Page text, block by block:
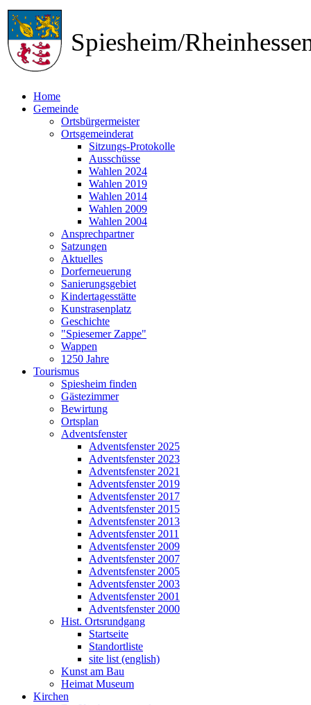
Spiesheim/
Home
Gemeinde
Ortsbürgermeister
Ortsgemeinderat
Sitzungs-Protokolle
Ausschüsse
Wahlen 2024
Wahlen 2019
Wahlen 2014
Wahlen 2009
Wahlen 2004
Ansprechpartner
Satzungen
Aktuelles
Dorferneuerung
Sanierungsgebiet
Kindertagesstätte
Kunstrasenplatz
Geschichte
"Spiesemer Zappe"
Wappen
1250 Jahre
Tourismus
Spiesheim finden
Gästezimmer
Bewirtung
Ortsplan
Adventsfenster
Adventsfenster 2025
Adventsfenster 2023
Adventsfenster 2021
Adventsfenster 2019
Adventsfenster 2017
Adventsfenster 2015
Adventsfenster 2013
Adventsfenster 2011
Adventsfenster 2009
Adventsfenster 2007
Adventsfenster 2005
Adventsfenster 2003
Adventsfenster 2001
Adventsfenster 2000
Hist. Ortsrundgang
Startseite
Standortliste
site list (english)
Kunst am Bau
Heimat Museum
Kirchen